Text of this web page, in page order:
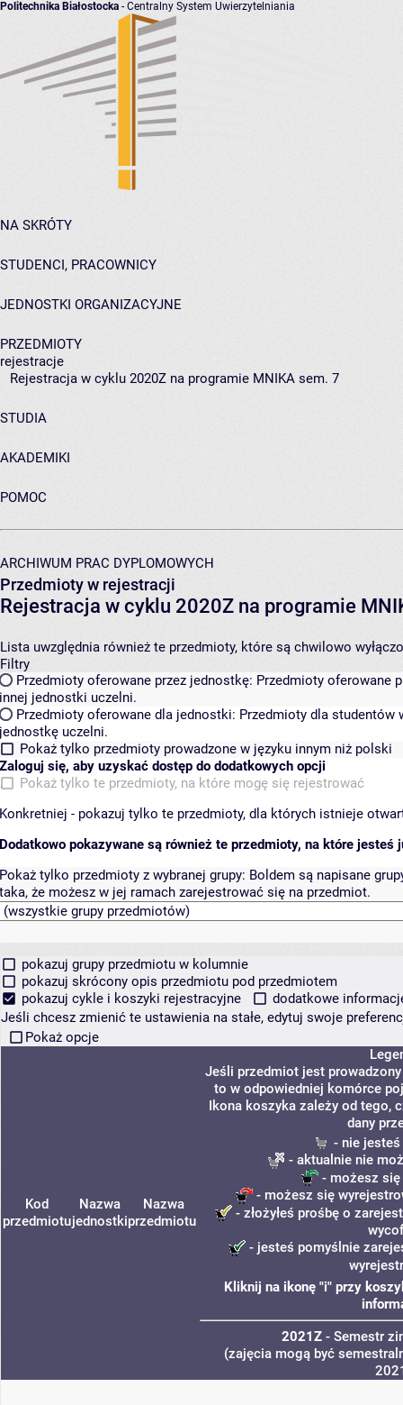
Politechnika Białostocka - Centralny System Uwierzytelniania
NA SKRÓTY
STUDENCI, PRACOWNICY
JEDNOSTKI ORGANIZACYJNE
PRZEDMIOTY
rejestracje
Rejestracja w cyklu 2020Z na programie MNIKA sem. 7
STUDIA
AKADEMIKI
POMOC
ARCHIWUM PRAC DYPLOMOWYCH
Przedmioty w rejestracji
Rejestracja w cyklu 2020Z na programie
Lista uwzględnia również te przedmioty, które są chwilowo
Filtry
Przedmioty oferowane przez jednostkę: Przedmioty oferowane
innej jednostki uczelni.
Przedmioty oferowane dla jednostki: Przedmioty dla studentów
jednostkę uczelni.
Pokaż tylko przedmioty prowadzone w języku innym niż polski
Zaloguj się, aby uzyskać dostęp do dodatkowych opcji
Pokaż tylko te przedmioty, na które mogę się rejestrować
Konkretniej - pokazuj tylko te przedmioty, dla których istnieje
Dodatkowo pokazywane są również te przedmioty, na które jesteś
Pokaż tylko przedmioty z wybranej grupy: Boldem są napisane
taka, że możesz w jej ramach zarejestrować się na przedmiot.
pokazuj grupy przedmiotu w kolumnie
pokazuj skrócony opis przedmiotu pod przedmiotem
pokazuj cykle i koszyki rejestracyjne
dodatkowe
Jeśli chcesz zmienić te ustawienia na stałe, edytuj swoje
Pokaż opcje
Kod
przedmiotu
Nazwa
jednostki
Nazwa
przedmiotu
Jeśli przedmiot jest
to w odpowiedniej komórce
Ikona koszyka zależy od tego,
dany
- nie
- aktualnie nie
- możesz się
- możesz się
- złożyłeś prośbę o
- jesteś pomyślnie
Kliknij na ikonę "i" przy
2021Z - Semestr
(zajęcia mogą być